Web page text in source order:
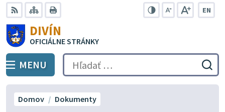
Preskočiť
na
obsah
RSS Mapa
EN
DIVÍN
OFICIÁLNE STRÁNKY
PREPNÚŤ
MENU Hľadať:
Domov Dokumenty